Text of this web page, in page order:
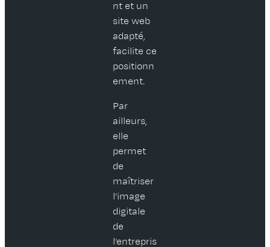
nt et un
site web
adapté,
facilite ce
positionn
ement.
Par
ailleurs,
elle
permet
de
maîtriser
l’image
digitale
de
l’entrepris